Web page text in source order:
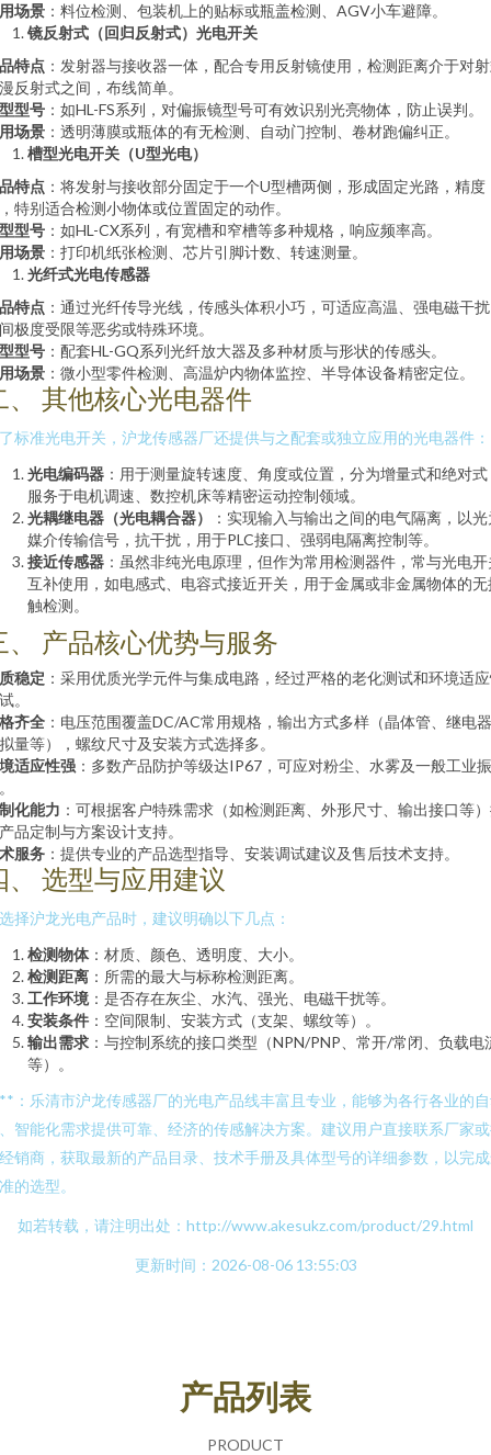
场景 ：料位检测、包装机上的贴标或瓶盖检测、AGV小车避障。
镜反射式（回归反射式）光电开关
特点 ：发射器与接收器一体，配合专用反射镜使用，检测距离介于对
反射式之间，布线简单。
型号 ：如HL-FS系列，对偏振镜型号可有效识别光亮物体，防止误判。
场景 ：透明薄膜或瓶体的有无检测、自动门控制、卷材跑偏纠正。
槽型光电开关（U型光电）
特点 ：将发射与接收部分固定于一个U型槽两侧，形成固定光路，精度
特别适合检测小物体或位置固定的动作。
型号 ：如HL-CX系列，有宽槽和窄槽等多种规格，响应频率高。
场景 ：打印机纸张检测、芯片引脚计数、转速测量。
光纤式光电传感器
特点 ：通过光纤传导光线，传感头体积小巧，可适应高温、强电磁干
极度受限等恶劣或特殊环境。
型号 ：配套HL-GQ系列光纤放大器及多种材质与形状的传感头。
场景 ：微小型零件检测、高温炉内物体监控、半导体设备精密定位。
、 其他核心光电器件
标准光电开关，沪龙传感器厂还提供与之配套或独立应用的光电器件：
光电编码器 ：用于测量旋转速度、角度或位置，分为增量式和绝对式
服务于电机调速、数控机床等精密运动控制领域。
光耦继电器（光电耦合器）
：实现输入与输出之间的电气隔离，以
媒介传输信号，抗干扰，用于PLC接口、强弱电隔离控制等。
接近传感器 ：虽然非纯光电原理，但作为常用检测器件，常与光电开
互补使用，如电感式、电容式接近开关，用于金属或非金属物体的无
触检测。
、 产品核心优势与服务
稳定 ：采用优质光学元件与集成电路，经过严格的老化测试和环境适
。
齐全 ：电压范围覆盖DC/AC常用规格，输出方式多样（晶体管、继电
量等），螺纹尺寸及安装方式选择多。
适应性强 ：多数产品防护等级达IP67，可应对粉尘、水雾及一般工业振
化能力 ：可根据客户特殊需求（如检测距离、外形尺寸、输出接口等
品定制与方案设计支持。
服务 ：提供专业的产品选型指导、安装调试建议及售后技术支持。
、 选型与应用建议
择沪龙光电产品时，建议明确以下几点：
检测物体：材质、颜色、透明度、大小。
检测距离 ：所需的最大与标称检测距离。
工作环境 ：是否存在灰尘、水汽、强光、电磁干扰等。
安装条件 ：空间限制、安装方式（支架、螺纹等）。
输出需求 ：与控制系统的接口类型（NPN/PNP、常开/常闭、负载电
等）。
：乐清市沪龙传感器厂的光电产品线丰富且专业，能够为各行各业的
智能化需求提供可靠、经济的传感解决方案。建议用户直接联系厂家
销商，获取最新的产品目录、技术手册及具体型号的详细参数，以完
的选型。
如若转载，请注明出处：http://www.akesukz.com/product/29.html
更新时间：2026-08-06 13:55:03
产品列表
PRODUCT